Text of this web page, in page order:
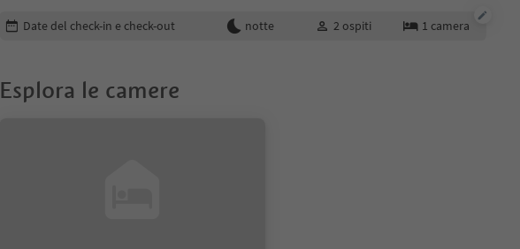
Modifica i dettagli della prenotazione
Date del check-in e check-out notte 2 ospiti 1 camera
Esplora le camere